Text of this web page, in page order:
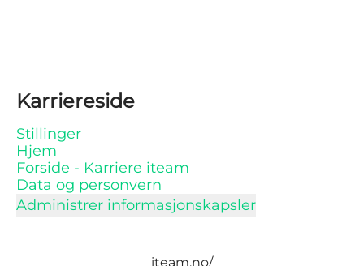
Karriereside
Stillinger
Hjem
Forside - Karriere iteam
Data og personvern
Administrer informasjonskapsler
iteam.no/